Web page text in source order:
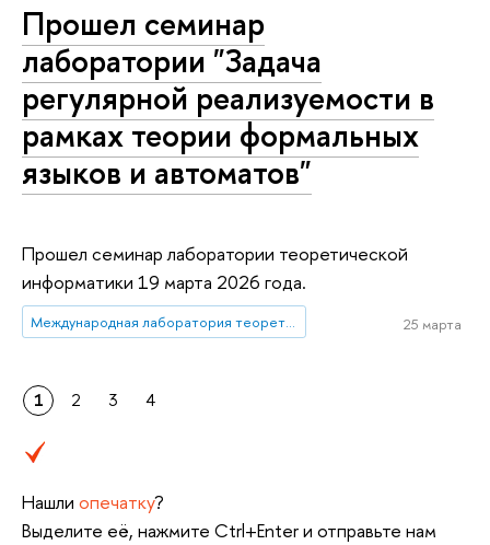
Прошел семинар
лаборатории "Задача
регулярной реализуемости в
рамках теории формальных
языков и автоматов"
Прошел семинар лаборатории теоретической
информатики 19 марта 2026 года.
Международная лаборатория теоретической информатики 25 марта
1 2 3 4
Нашли опечатку?
Выделите её, нажмите Ctrl+Enter и отправьте нам